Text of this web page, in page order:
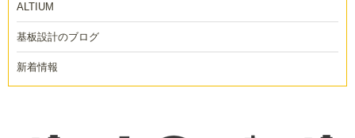
ALTIUM
基板設計のブログ
新着情報